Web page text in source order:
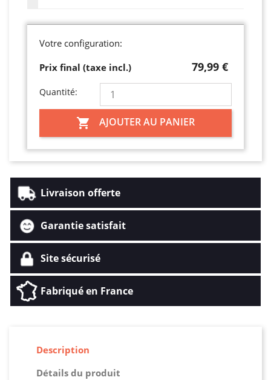
Votre configuration:
Prix final (taxe incl.)
79,99 €
Quantité:
 AJOUTER AU PANIER
Livraison offerte
Garantie satisfait
Site sécurisé
Fabriqué en France
Description
Détails du produit